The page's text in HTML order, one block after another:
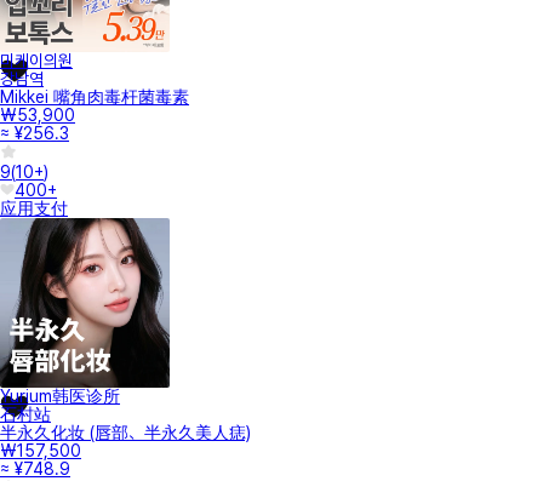
미케이의원
강남역
Mikkei 嘴角肉毒杆菌毒素
₩53,900
≈ ¥256.3
9(10+)
400+
应用支付
Yurium韩医诊所
石村站
半永久化妆 (唇部、半永久美人痣)
₩157,500
≈ ¥748.9